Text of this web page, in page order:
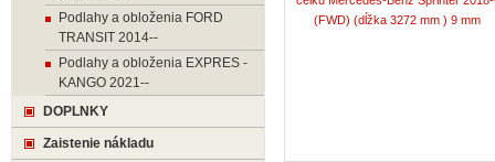
Podlahy a obloženia FORD
TRANSIT 2014--
Podlahy a obloženia EXPRES -
KANGO 2021--
DOPLNKY
Zaistenie nákladu